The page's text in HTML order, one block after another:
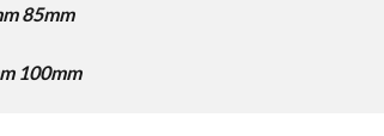
85mm
100mm